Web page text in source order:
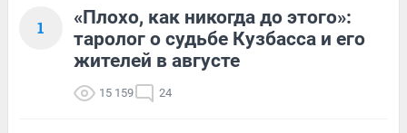
1
«Плохо, как никогда до этого»:
таролог о судьбе Кузбасса и его
жителей в августе
15 159 24